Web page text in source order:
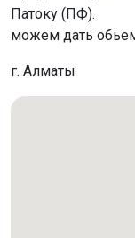
Патоку (ПФ).
можем дать
г. Алматы